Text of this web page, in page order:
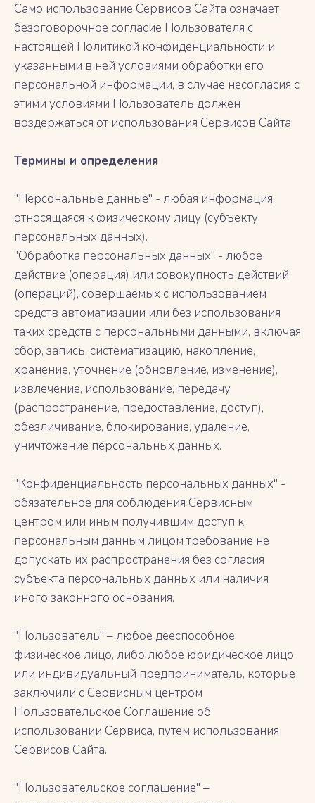
Само использование Сервисов Сайта означает
безоговорочное согласие Пользователя с
настоящей Политикой конфиденциальности и
указанными в ней условиями обработки его
персональной информации, в случае несогласия с
этими условиями Пользователь должен
воздержаться от использования Сервисов Сайта.
Термины и определения
"Персональные данные" - любая информация,
относящаяся к физическому лицу (субъекту
персональных данных).
"Обработка персональных данных" - любое
действие (операция) или совокупность действий
(операций), совершаемых с использованием
средств автоматизации или без использования
таких средств с персональными данными, включая
сбор, запись, систематизацию, накопление,
хранение, уточнение (обновление, изменение),
извлечение, использование, передачу
(распространение, предоставление, доступ),
обезличивание, блокирование, удаление,
уничтожение персональных данных.
"Конфиденциальность персональных данных" -
обязательное для соблюдения Сервисным
центром или иным получившим доступ к
персональным данным лицом требование не
допускать их распространения без согласия
субъекта персональных данных или наличия
иного законного основания.
"Пользователь" – любое дееспособное
физическое лицо, либо любое юридическое лицо
или индивидуальный предприниматель, которые
заключили с Сервисным центром
Пользовательское Соглашение об
использовании Сервиса, путем использования
Сервисов Сайта.
"Пользовательское соглашение" –